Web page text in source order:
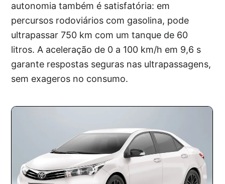
autonomia também é satisfatória: em
percursos rodoviários com gasolina, pode
ultrapassar 750 km com um tanque de 60
litros. A aceleração de 0 a 100 km/h em 9,6 s
garante respostas seguras nas ultrapassagens,
sem exageros no consumo.